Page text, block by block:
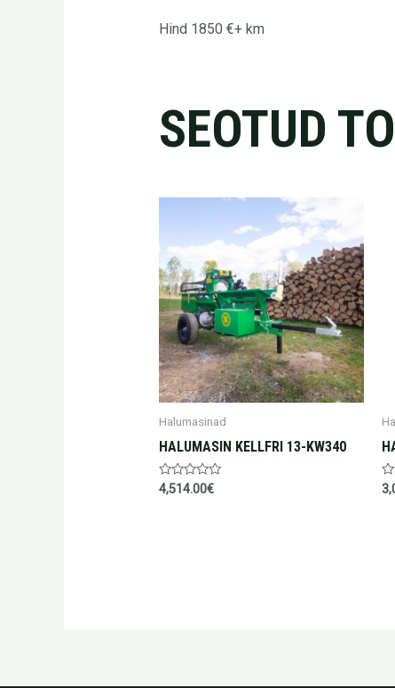
Hind 1850 €+ km
SEOTUD
Halumasinad
HALUMASIN KELLFRI 13-KW340
Hinnanguga
4,514.00€